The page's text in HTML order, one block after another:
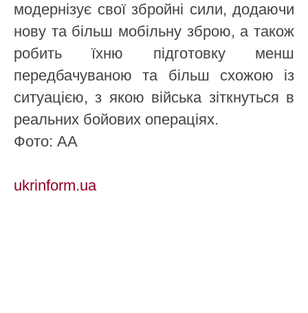
модернізує свої збройні сили, додаючи
нову та більш мобільну зброю, а також
робить їхню підготовку менш
передбачуваною та більш схожою із
ситуацією, з якою війська зіткнуться в
реальних бойових операціях.
Фото: АА
ukrinform.ua